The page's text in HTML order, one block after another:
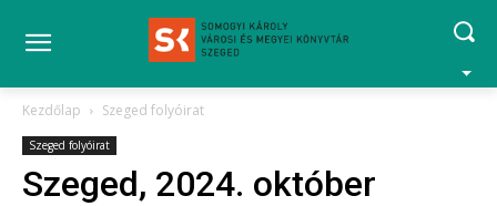
Kezdőlap Szeged folyóirat
Szeged folyóirat
Szeged, 2024. október